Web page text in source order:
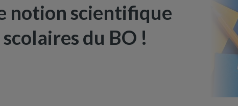
notion scientifique
du BO !